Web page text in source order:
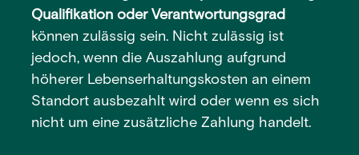
Qualifikation oder Verantwortungsgrad
können zulässig sein. Nicht zulässig ist
jedoch, wenn die Auszahlung aufgrund
höherer Lebenserhaltungskosten an einem
Standort ausbezahlt wird oder wenn es sich
nicht um eine zusätzliche Zahlung handelt.